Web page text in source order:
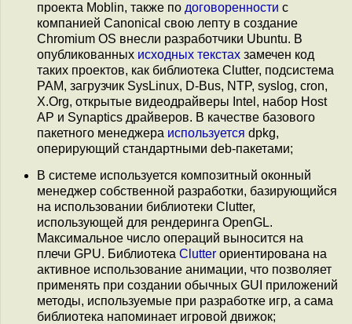
проекта Moblin, также по договоренности с
компанией Сanonical свою лепту в создание
Chromium OS внесли разработчики Ubuntu. В
опубликованных исходных текстах замечен код
таких проектов, как библиотека Clutter, подсистема
PAM, загрузчик SysLinux, D-Bus, NTP, syslog, cron,
X.Org, открытые видеодрайверы Intel, набор Host
AP и Synaptics драйверов. В качестве базового
пакетного менеджера используется dpkg,
оперирующий стандартными deb-пакетами;
В системе используется композитный оконный
менеджер собственной разработки, базирующийся
на использовании библиотеки Clutter,
использующей для рендеринга OpenGL.
Максимальное число операций выносится на
плечи GPU. Библиотека Clutter ориентирована на
активное использование анимации, что позволяет
применять при создании обычных GUI приложений
методы, используемые при разработке игр, а сама
библиотека напоминает игровой движок;